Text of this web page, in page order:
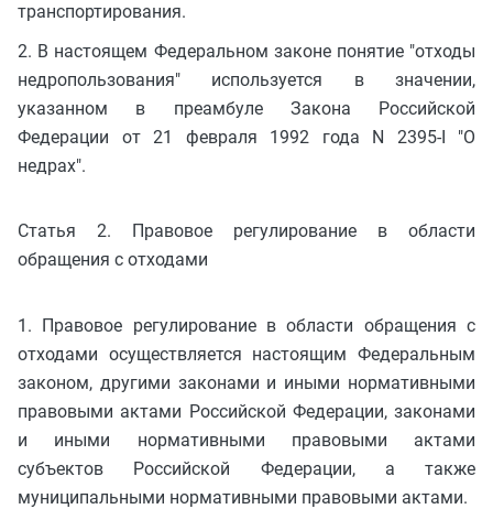
транспортирования.
2. В настоящем Федеральном законе понятие "отходы
недропользования" используется в значении,
указанном в преамбуле Закона Российской
Федерации от 21 февраля 1992 года N 2395-I "О
недрах".
Статья 2. Правовое регулирование в области
обращения с отходами
1. Правовое регулирование в области обращения с
отходами осуществляется настоящим Федеральным
законом, другими законами и иными нормативными
правовыми актами Российской Федерации, законами
и иными нормативными правовыми актами
субъектов Российской Федерации, а также
муниципальными нормативными правовыми актами.